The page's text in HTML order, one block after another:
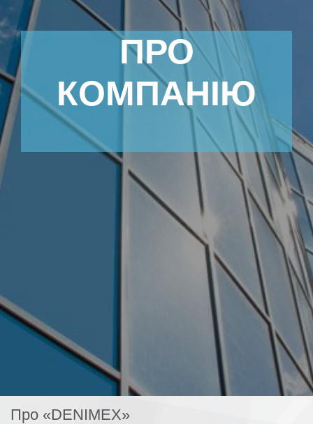
ПРО
КОМПАНІЮ
Про «DENIMEX»